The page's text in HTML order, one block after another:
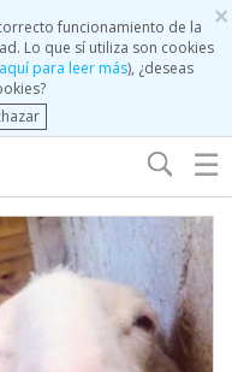
×
funcionamiento de la
Lo que sí utiliza son cookies
para leer más), ¿deseas
☰